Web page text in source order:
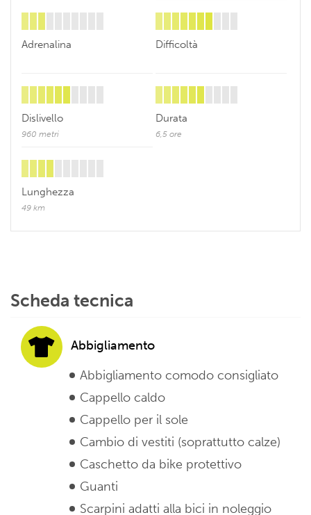
Adrenalina Difficoltà
Dislivello
960 metri
Durata
6,5 ore
Lunghezza
49 km
Scheda tecnica
Abbigliamento
Abbigliamento comodo consigliato
Cappello caldo
Cappello per il sole
Cambio di vestiti (soprattutto calze)
Caschetto da bike protettivo
Guanti
Scarpini adatti alla bici in noleggio